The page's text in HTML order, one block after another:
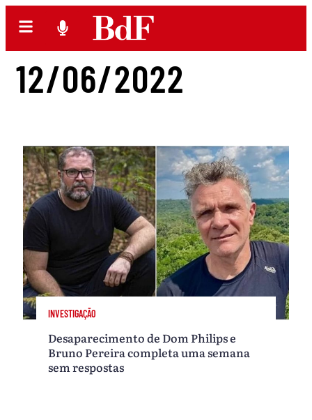
12/06/2022
INVESTIGAÇÃO
Desaparecimento de Dom Philips e
Bruno Pereira completa uma semana
sem respostas